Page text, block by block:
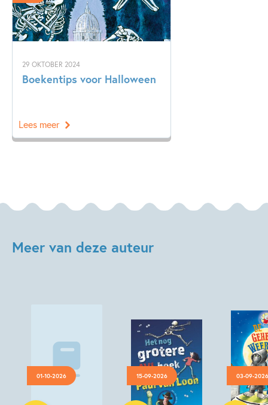
29 OKTOBER 2024
Boekentips voor Halloween
Lees meer
Meer van deze auteur
01-10-2026
Luisterboek
15-09-2026 03-09-2026